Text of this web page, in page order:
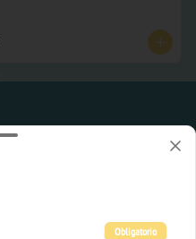
Obligatorio